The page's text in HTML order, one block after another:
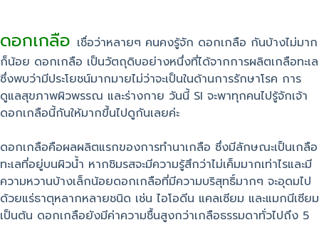
ดอกเกลือ เชื่อว่าหลายๆ คนคงรู้จัก ดอกเกลือ กันบ้างไม่มาก
ก็น้อย ดอกเกลือ เป็นวัตถุดิบอย่างหนึ่งที่ได้จากการผลิตเกลือทะเล
ซึ่งพบว่ามีประโยชน์มากมายไม่ว่าจะเป็นในด้านการรักษาโรค การ
ดูแลสุขภาพผิวพรรณ และร่างกาย วันนี้ SI จะพาทุกคนไปรู้จักเจ้า
ดอกเกลือนี้กันให้มากขึ้นไปดูกันเลยค่ะ
ดอกเกลือคือผลผลิตแรกของการทำนาเกลือ ซึ่งมีลักษณะเป็นเกลือ
ทะเลที่อยู่บนผิวน้ำ หากชิมรสจะมีความรู้สึกว่าไม่เค็มมากเท่าไรและมี
ความหวานบ้างเล็กน้อยดอกเกลือที่มีความบริสุทธิ์มากๆ จะอุดมไป
ด้วยแร่ธาตุหลากหลายชนิด เช่น ไอโอดีน แคลเซียม และแมกนีเซียม
เป็นต้น ดอกเกลือยังมีค่าความชื้นสูงกว่าเกลือธรรมดาทั่วไปถึง 5